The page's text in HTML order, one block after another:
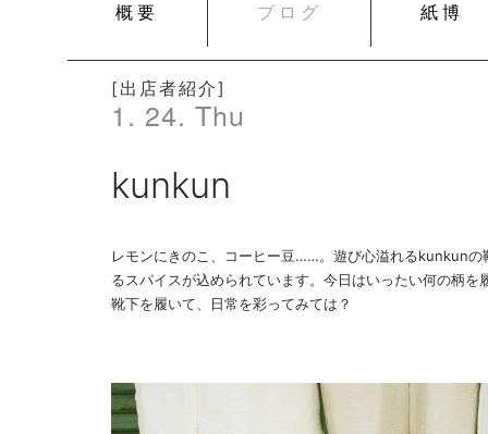
CONTENT
概要 ブログ 紙博
[出店者紹介]
1. 24. Thu
kunkun
レモンにきのこ、コーヒー豆……。遊び心溢れるkunkun
るスパイスが込められています。今日はいったい何の柄
靴下を履いて、日常を彩ってみては？